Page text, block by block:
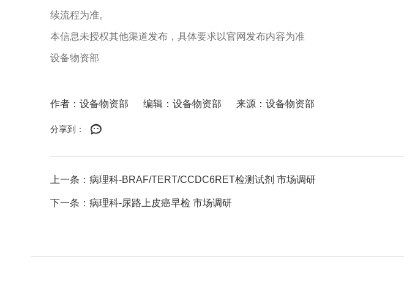
续流程为准。
本信息未授权其他渠道发布，具体要求以官网发布内容为准
设备物资部
作者：设备物资部 编辑：设备物资部 来源：设备物资部
分享到：
上一条：病理科-BRAF/TERT/CCDC6RET检测试剂 市场调研
下一条：病理科-尿路上皮癌早检 市场调研